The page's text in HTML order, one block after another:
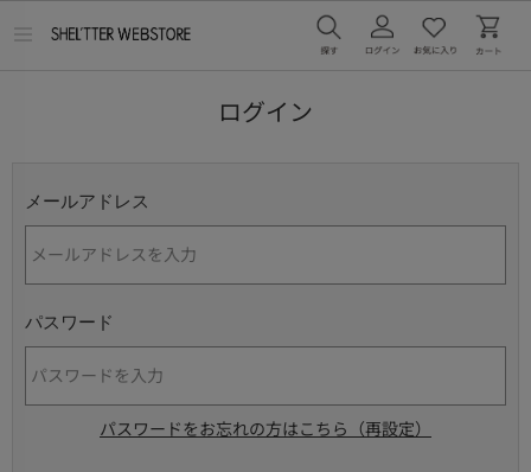
ログイン
メールアドレス
パスワード
パスワードをお忘れの方はこちら（再設定）